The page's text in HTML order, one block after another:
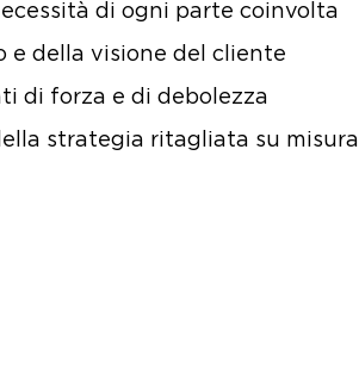
di ogni parte coinvolta
e della visione del cliente
di forza e di debolezza
strategia ritagliata su misura